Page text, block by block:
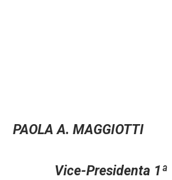
MAGGIOTTI
1ª